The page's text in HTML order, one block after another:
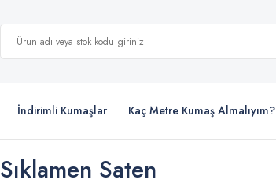
İndirimli Kumaşlar Kaç Metre Kumaş Almalıyım?
Sıklamen Saten